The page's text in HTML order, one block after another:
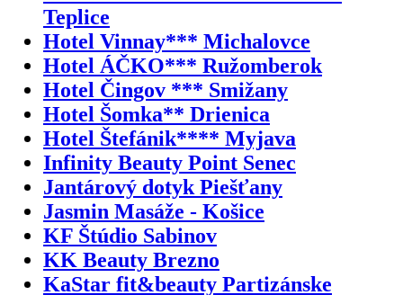
Teplice
Hotel Vinnay*** Michalovce
Hotel ÁČKO*** Ružomberok
Hotel Čingov *** Smižany
Hotel Šomka** Drienica
Hotel Štefánik**** Myjava
Infinity Beauty Point Senec
Jantárový dotyk Piešťany
Jasmin Masáže - Košice
KF Štúdio Sabinov
KK Beauty Brezno
KaStar fit&beauty Partizánske